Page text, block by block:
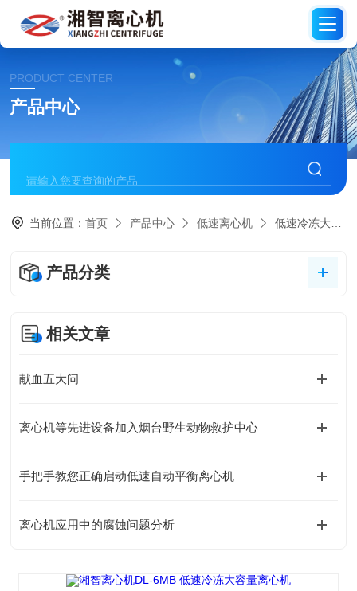
PRODUCT CENTER
产品中心
当前位置：首页 产品中心 低速离心机 低速冷冻大容量离心机
产品分类
相关文章
献血五大问
离心机等先进设备加入烟台野生动物救护中心
手把手教您正确启动低速自动平衡离心机
离心机应用中的腐蚀问题分析